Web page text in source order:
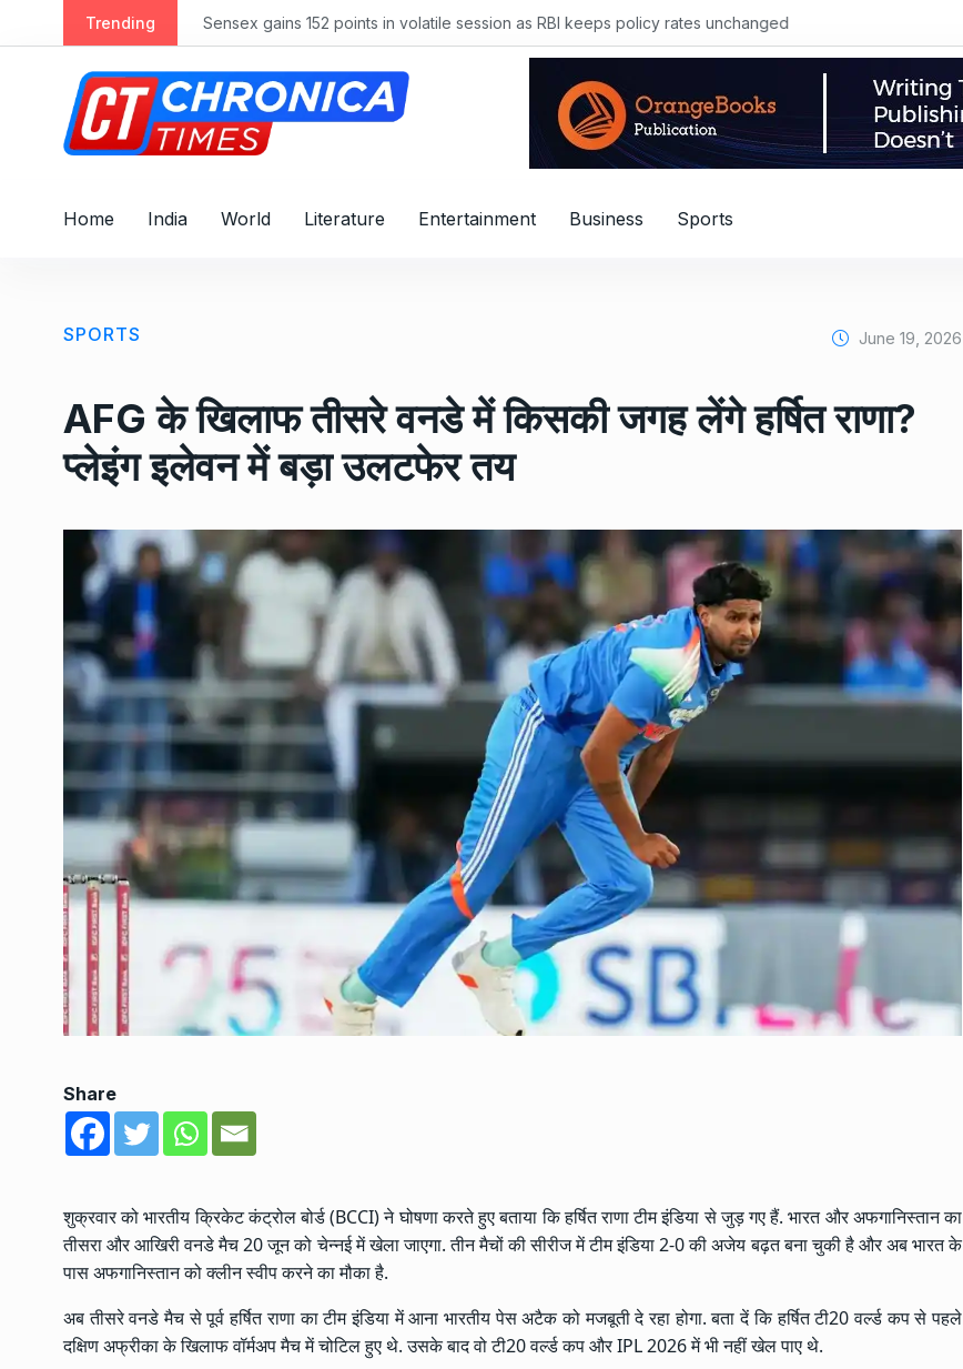
k
Trending Sensex gains 152 points in volatile session as RBI keeps policy rates unchanged
Home India World Literature Entertainment Business Sports
SPORTS June 19, 2026
AFG के खिलाफ तीसरे वनडे में किसकी जगह लेंगे हर्षित राणा?
प्लेइंग इलेवन में बड़ा उलटफेर तय
Share
शुक्रवार को भारतीय क्रिकेट कंट्रोल बोर्ड (BCCI) ने घोषणा करते हुए बताया कि हर्षित राणा टीम इंडिया से जुड़ गए हैं. भारत और अफगानिस्तान का
तीसरा और आखिरी वनडे मैच 20 जून को चेन्नई में खेला जाएगा. तीन मैचों की सीरीज में टीम इंडिया 2-0 की अजेय बढ़त बना चुकी है और अब भारत के
पास अफगानिस्तान को क्लीन स्वीप करने का मौका है.
अब तीसरे वनडे मैच से पूर्व हर्षित राणा का टीम इंडिया में आना भारतीय पेस अटैक को मजबूती दे रहा होगा. बता दें कि हर्षित टी20 वर्ल्ड कप से पहले
दक्षिण अफ्रीका के खिलाफ वॉर्मअप मैच में चोटिल हुए थे. उसके बाद वो टी20 वर्ल्ड कप और IPL 2026 में भी नहीं खेल पाए थे.